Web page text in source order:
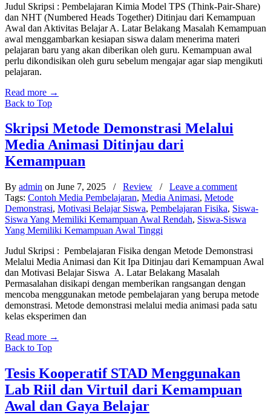
Judul Skripsi : Pembelajaran Kimia Model TPS (Think-Pair-Share)
dan NHT (Numbered Heads Together) Ditinjau dari Kemampuan
Awal dan Aktivitas Belajar A. Latar Belakang Masalah Kemampuan
awal menggambarkan kesiapan siswa dalam menerima materi
pelajaran baru yang akan diberikan oleh guru. Kemampuan awal
perlu dikondisikan oleh guru sebelum mengajar agar siap mengikuti
pelajaran.
Read more →
Back to Top
Skripsi Metode Demonstrasi Melalui
Media Animasi Ditinjau dari
Kemampuan
By admin on June 7, 2025 / Review / Leave a comment
Tags: Contoh Media Pembelajaran, Media Animasi, Metode
Demonstrasi, Motivasi Belajar Siswa, Pembelajaran Fisika, Siswa-
Siswa Yang Memiliki Kemampuan Awal Rendah, Siswa-Siswa
Yang Memiliki Kemampuan Awal Tinggi
Judul Skripsi : Pembelajaran Fisika dengan Metode Demonstrasi
Melalui Media Animasi dan Kit Ipa Ditinjau dari Kemampuan Awal
dan Motivasi Belajar Siswa A. Latar Belakang Masalah
Permasalahan disikapi dengan memberikan rangsangan dengan
mencoba menggunakan metode pembelajaran yang berupa metode
demonstrasi. Metode demonstrasi melalui media animasi pada satu
kelas eksperimen dan
Read more →
Back to Top
Tesis Kooperatif STAD Menggunakan
Lab Riil dan Virtuil dari Kemampuan
Awal dan Gaya Belajar